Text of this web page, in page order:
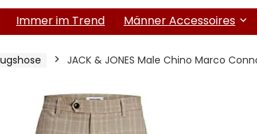
Immer im Trend Männer Accessoires
JACK & JONES Male Chino Marco